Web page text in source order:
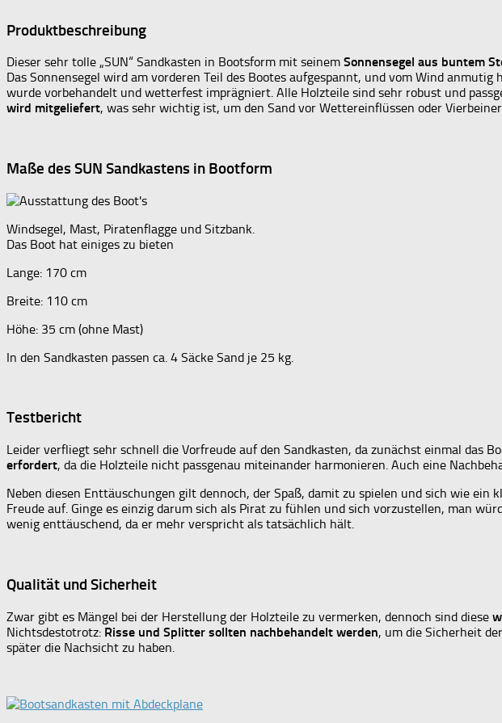
Produktbeschreibung
Dieser sehr tolle „SUN“ Sandkasten in Bootsform mit seinem Sonnensegel aus buntem
Das Sonnensegel wird am vorderen Teil des Bootes aufgespannt, und vom Wind
wurde vorbehandelt und wetterfest imprägniert. Alle Holzteile sind sehr robust und
wird mitgeliefert, was sehr wichtig ist, um den Sand vor Wettereinflüssen oder
Maße des SUN Sandkastens in Bootform
Windsegel, Mast, Piratenflagge und Sitzbank.
Das Boot hat einiges zu bieten
Lange: 170 cm
Breite: 110 cm
Höhe: 35 cm (ohne Mast)
In den Sandkasten passen ca. 4 Säcke Sand je 25 kg.
Testbericht
Leider verfliegt sehr schnell die Vorfreude auf den Sandkasten, da zunächst einmal das
erfordert, da die Holzteile nicht passgenau miteinander harmonieren. Auch eine
Neben diesen Enttäuschungen gilt dennoch, der Spaß, damit zu spielen und sich wie
Freude auf. Ginge es einzig darum sich als Pirat zu fühlen und sich vorzustellen, man
wenig enttäuschend, da er mehr verspricht als tatsächlich hält.
Qualität und Sicherheit
Zwar gibt es Mängel bei der Herstellung der Holzteile zu vermerken, dennoch sind diese
Nichtsdestotrotz: Risse und Splitter sollten nachbehandelt werden, um die Sicherheit
später die Nachsicht zu haben.